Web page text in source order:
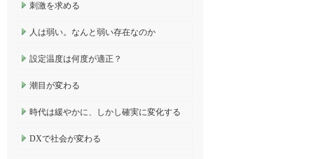
刺激を求める
人は弱い。なんと弱い存在なのか
設定温度は何度が適正？
潮目が変わる
時代は緩やかに、しかし確実に変化する
DXで社会が変わる